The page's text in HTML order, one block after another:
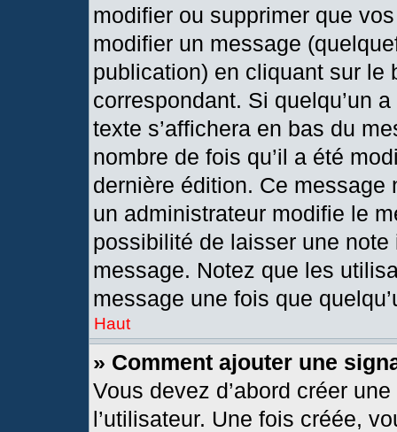
modifier ou supprimer que
modifier un message
publication) en cliquant sur le
correspondant. Si quelqu’un
texte s’affichera en bas du
nombre de fois qu’il a été
dernière édition. Ce message
un administrateur modifie le
possibilité de laisser une
message. Notez que les
message une fois que
Haut
» Comment ajouter une
Vous devez d’abord créer
l’utilisateur. Une fois créée,